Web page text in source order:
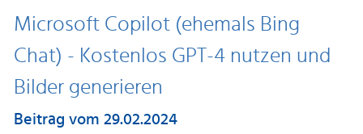
Microsoft Copilot (ehemals Bing
Chat) - Kostenlos GPT-4 nutzen und
Bilder generieren
Beitrag vom 29.02.2024